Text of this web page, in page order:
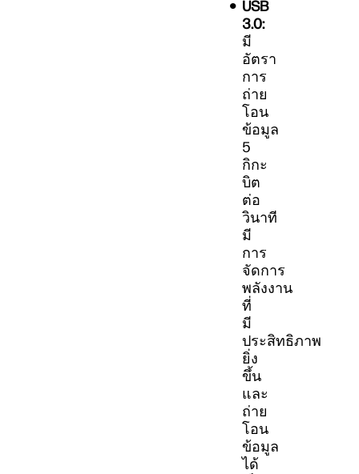
USB
3.0:
มี
อัตรา
การ
ถ่าย
โอน
ข้อมูล
5
กิกะ
บิต
ต่อ
วินาที
มี
การ
จัดการ
พลังงาน
ที่
มี
ประสิทธิภาพ
ยิ่ง
ขึ้น
และ
ถ่าย
โอน
ข้อมูล
ได้